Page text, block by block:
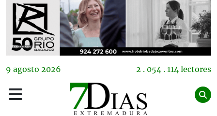
9 agosto 2026 2 . 054 . 114 lectores